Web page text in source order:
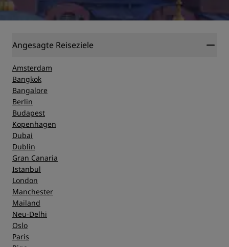
Angesagte Reiseziele
Amsterdam
Bangkok
Bangalore
Berlin
Budapest
Kopenhagen
Dubai
Dublin
Gran Canaria
Istanbul
London
Manchester
Mailand
Neu-Delhi
Oslo
Paris